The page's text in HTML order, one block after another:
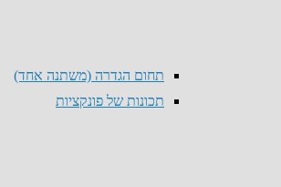
תחום הגדרה (משתנה אחד)
תכונות של פונקציות